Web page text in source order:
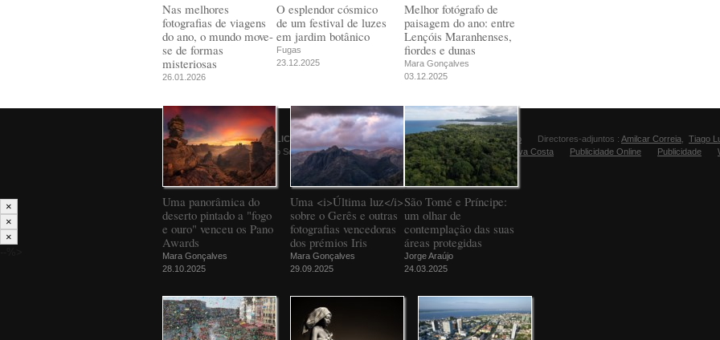
Nas melhores
fotografias de viagens
do ano, o mundo move-
se de formas
misteriosas
26.01.2026
O esplendor cósmico
de um festival de luzes
em jardim botânico
Fugas
23.12.2025
Melhor fotógrafo de
paisagem do ano: entre
Lençóis Maranhenses,
fiordes e dunas
Mara Gonçalves
03.12.2025
Uma panorâmica do
deserto pintado a "fogo
e ouro" venceu os Pano
Awards
Mara Gonçalves
28.10.2025
Uma <i>Última luz</i>
sobre o Gerês e outras
fotografias vencedoras
dos prémios Iris
Mara Gonçalves
29.09.2025
São Tomé e Príncipe:
um olhar de
contemplação das suas
áreas protegidas
Jorge Araújo
24.03.2025
© 2026PÚBLICO
Comunicação Social SA
Director:Manuel Carvalho Directores-adjuntos : Amilcar Correia
Tiago
Editora Fugas:Sandra Silva Costa Publicidade Online Publicidade
×
×
×